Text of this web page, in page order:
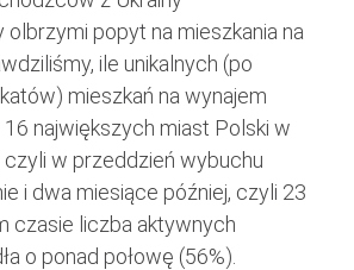
olbrzymi popyt na mieszkania na
ile unikalnych (po
mieszkań na wynajem
największych miast Polski w
czyli w przeddzień wybuchu
i dwa miesiące później, czyli 23
czasie liczba aktywnych
o ponad połowę (56%).